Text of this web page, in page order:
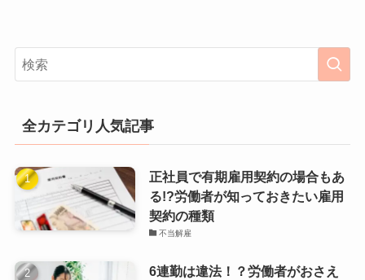
全カテゴリ人気記事
正社員で有期雇用契約の場合もあ
る!?労働者が知っておきたい雇用
契約の種類
不当解雇
6連勤は違法！？労働者がおさえ